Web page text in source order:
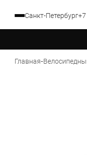
Санкт-Петербург
Главная-